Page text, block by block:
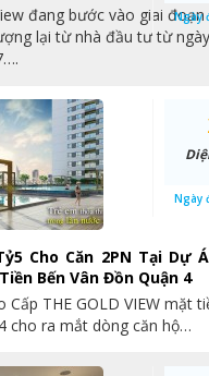
đang bước vào giai
lại từ nhà đầu tư từ ngày
Ngày
Cho Căn 2PN Tại Dự
Bến Vân Đồn Quận 4
Cấp THE GOLD VIEW mặt
cho ra mắt dòng căn hộ…
Ngày